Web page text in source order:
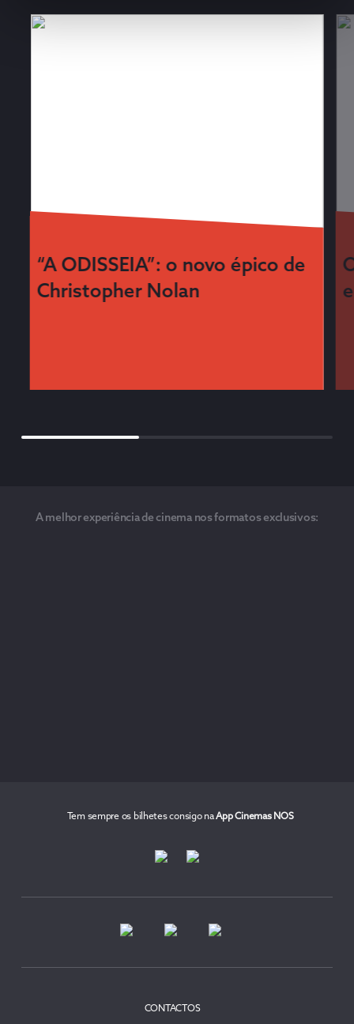
“A ODISSEIA”: o novo épico de
Christopher Nolan
A melhor experiência de cinema nos formatos exclusivos:
Tem sempre os bilhetes consigo naApp Cinemas NOS
CONTACTOS